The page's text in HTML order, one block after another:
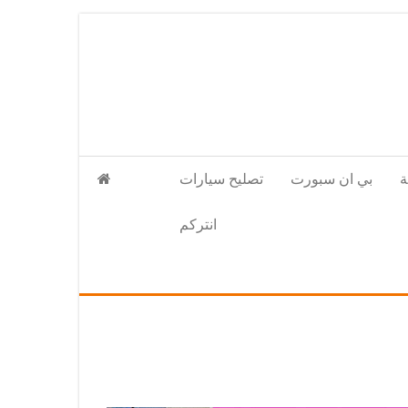
تصليح سيارات بي ان سبورت
انتركم